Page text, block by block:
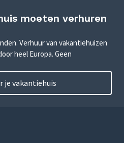
moeten verhuren
Verhuur van vakantiehuizen
heel Europa. Geen
je vakantiehuis